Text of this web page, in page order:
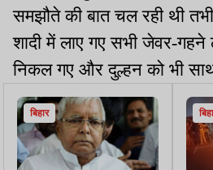
समझौते की बात चल रही थी
शादी में लाए गए सभी जेवर-
निकल गए और दुल्हन को भी
बिहार